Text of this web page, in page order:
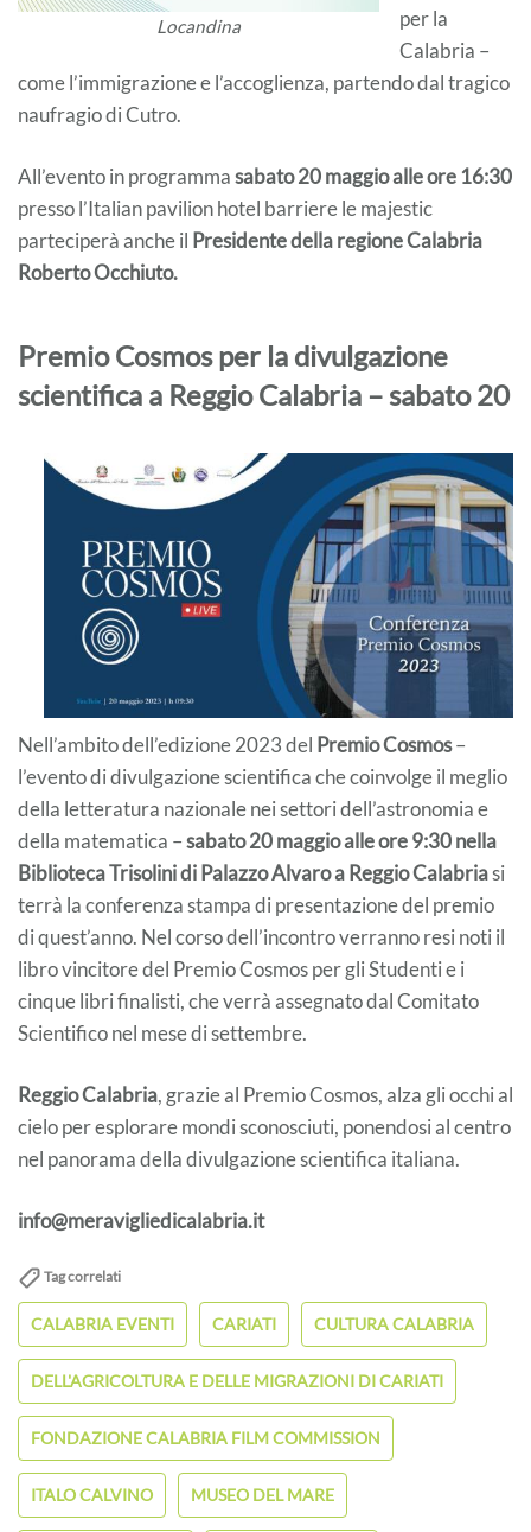
Locandina
per la
Calabria –
come l’immigrazione e l’accoglienza, partendo dal tragico
naufragio di Cutro.
All’evento in programmasabato 20 maggio alle ore 16:30
presso l’Italian pavilion hotel barriere le majestic
parteciperà anche il Presidente della regione Calabria
Roberto Occhiuto.
Premio Cosmos per la divulgazione
scientifica a Reggio Calabria – sabato 20
Nell’ambito dell’edizione 2023 del Premio Cosmos–
l’evento di divulgazione scientifica che coinvolge il meglio
della letteratura nazionale nei settori dell’astronomia e
della matematica –sabato 20 maggio alle ore 9:30 nella
Biblioteca Trisolini di Palazzo Alvaro a Reggio Calabriasi
terrà la conferenza stampa di presentazione del premio
di quest’anno. Nel corso dell’incontro verranno resi noti il
libro vincitore del Premio Cosmos per gli Studenti e i
cinque libri finalisti, che verrà assegnato dal Comitato
Scientifico nel mese di settembre.
Reggio Calabria, grazie al Premio Cosmos, alza gli occhi al
cielo per esplorare mondi sconosciuti, ponendosi al centro
nel panorama della divulgazione scientifica italiana.
info@meravigliedicalabria.it
Tag correlati
CALABRIA EVENTI CARIATI CULTURA CALABRIA
DELL'AGRICOLTURA E DELLE MIGRAZIONI DI CARIATI
FONDAZIONE CALABRIA FILM COMMISSION
ITALO CALVINO MUSEO DEL MARE